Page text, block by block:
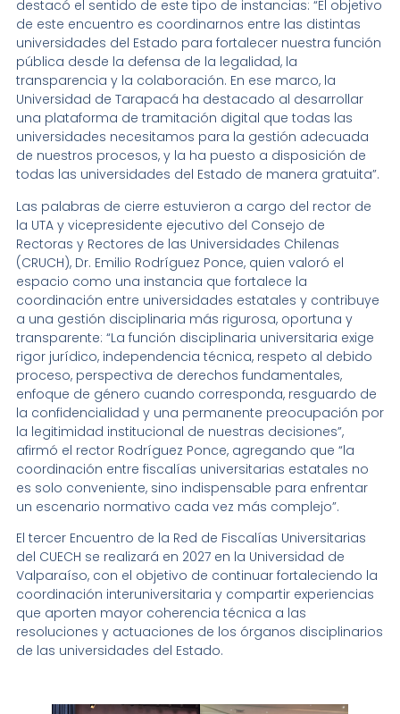
destacó el sentido de este tipo de instancias: “El objetivo
de este encuentro es coordinarnos entre las distintas
universidades del Estado para fortalecer nuestra función
pública desde la defensa de la legalidad, la
transparencia y la colaboración. En ese marco, la
Universidad de Tarapacá ha destacado al desarrollar
una plataforma de tramitación digital que todas las
universidades necesitamos para la gestión adecuada
de nuestros procesos, y la ha puesto a disposición de
todas las universidades del Estado de manera gratuita”.
Las palabras de cierre estuvieron a cargo del rector de
la UTA y vicepresidente ejecutivo del Consejo de
Rectoras y Rectores de las Universidades Chilenas
(CRUCH), Dr. Emilio Rodríguez Ponce, quien valoró el
espacio como una instancia que fortalece la
coordinación entre universidades estatales y contribuye
a una gestión disciplinaria más rigurosa, oportuna y
transparente: “La función disciplinaria universitaria exige
rigor jurídico, independencia técnica, respeto al debido
proceso, perspectiva de derechos fundamentales,
enfoque de género cuando corresponda, resguardo de
la confidencialidad y una permanente preocupación por
la legitimidad institucional de nuestras decisiones”,
afirmó el rector Rodríguez Ponce, agregando que “la
coordinación entre fiscalías universitarias estatales no
es solo conveniente, sino indispensable para enfrentar
un escenario normativo cada vez más complejo”.
El tercer Encuentro de la Red de Fiscalías Universitarias
del CUECH se realizará en 2027 en la Universidad de
Valparaíso, con el objetivo de continuar fortaleciendo la
coordinación interuniversitaria y compartir experiencias
que aporten mayor coherencia técnica a las
resoluciones y actuaciones de los órganos disciplinarios
de las universidades del Estado.